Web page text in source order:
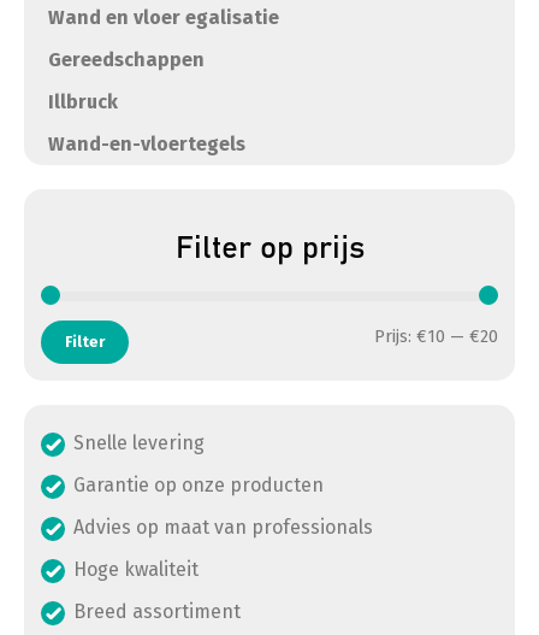
Wand en vloer egalisatie
Gereedschappen
Illbruck
Wand-en-vloertegels
Filter op prijs
Filter Prijs: €10 — €20
Snelle levering
Garantie op onze producten
Advies op maat van professionals
Hoge kwaliteit
Breed assortiment